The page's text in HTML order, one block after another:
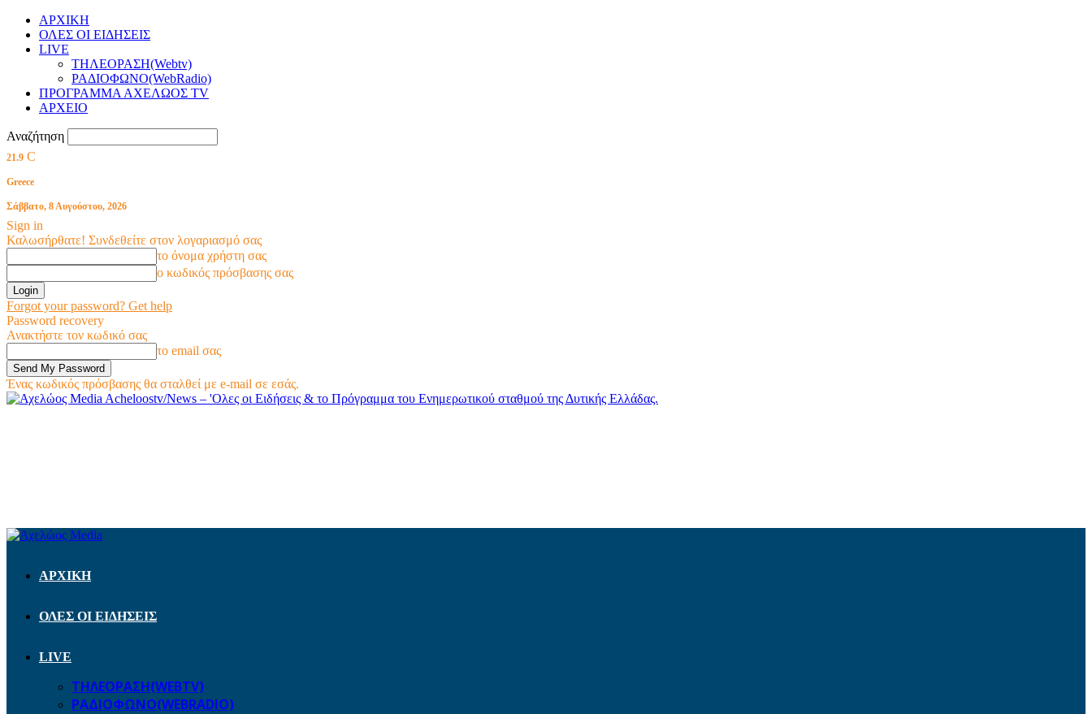
ΑΡΧΙΚΗ
ΟΛΕΣ ΟΙ ΕΙΔΗΣΕΙΣ
LIVE
ΤΗΛΕΟΡΑΣΗ(Webtv)
ΡΑΔΙΟΦΩΝΟ(WebRadio)
ΠΡΟΓΡΑΜΜΑ ΑΧΕΛΩΟΣ TV
ΑΡΧΕΙΟ
Αναζήτηση
21.9 C
Greece
Σάββατο, 8 Αυγούστου, 2026
Sign in
Καλωσήρθατε! Συνδεθείτε στον λογαριασμό σας
το όνομα χρήστη σας
ο κωδικός πρόσβασης σας
Forgot your password? Get help
Password recovery
Ανακτήστε τον κωδικό σας
το email σας
Ένας κωδικός πρόσβασης θα σταλθεί με e-mail σε εσάς.
Acheloostv/News – 'Ολες οι Ειδήσεις & το Πρόγραμμα του Ενημερωτικού σταθμού της Δυτικής Ελλάδας.
ΑΡΧΙΚΗ
ΟΛΕΣ ΟΙ ΕΙΔΗΣΕΙΣ
LIVE
ΤΗΛΕΟΡΑΣΗ(WEBTV)
ΡΑΔΙΟΦΩΝΟ(WEBRADIO)